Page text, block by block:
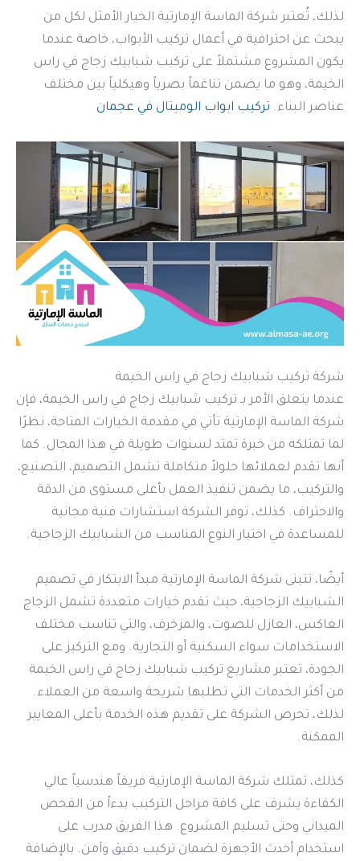
لذلك، تُعتبر شركة الماسة الإمارتية الخيار الأمثل لكل من
يبحث عن احترافية في أعمال تركيب الأبواب، خاصة عندما
يكون المشروع مشتملاً على تركيب شبابيك زجاج في راس
الخيمة، وهو ما يضمن تناغماً بصرياً وهيكلياً بين مختلف
عناصر البناء. تركيب ابواب الوميتال في عجمان
شركة تركيب شبابيك زجاج في راس الخيمة
عندما يتعلق الأمر بـ تركيب شبابيك زجاج في راس الخيمة، فإن
شركة الماسة الإمارتية تأتي في مقدمة الخيارات المتاحة، نظرًا
لما تمتلكه من خبرة تمتد لسنوات طويلة في هذا المجال. كما
أنها تقدم لعملائها حلولاً متكاملة تشمل التصميم، التصنيع،
والتركيب، ما يضمن تنفيذ العمل بأعلى مستوى من الدقة
والاحتراف. كذلك، توفر الشركة استشارات فنية مجانية
للمساعدة في اختيار النوع المناسب من الشبابيك الزجاجية.
أيضًا، تتبنى شركة الماسة الإمارتية مبدأ الابتكار في تصميم
الشبابيك الزجاجية، حيث تقدم خيارات متعددة تشمل الزجاج
العاكس، العازل للصوت، والمزخرف، والتي تناسب مختلف
الاستخدامات سواء السكنية أو التجارية. ومع التركيز على
الجودة، تعتبر مشاريع تركيب شبابيك زجاج في راس الخيمة
من أكثر الخدمات التي تطلبها شريحة واسعة من العملاء.
لذلك، تحرص الشركة على تقديم هذه الخدمة بأعلى المعايير
الممكنة.
كذلك، تمتلك شركة الماسة الإمارتية فريقاً هندسياً عالي
الكفاءة يشرف على كافة مراحل التركيب بدءاً من الفحص
الميداني وحتى تسليم المشروع. هذا الفريق مدرب على
استخدام أحدث الأجهزة لضمان تركيب دقيق وآمن. بالإضافة